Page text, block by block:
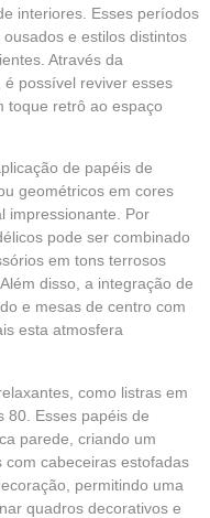
interiores. Esses períodos
e estilos distintos
Através da
possível reviver esses
toque retrô ao espaço
de papéis de
geométricos em cores
impressionante. Por
pode ser combinado
em tons terrosos
disso, a integração de
e mesas de centro com
esta atmosfera
como listras em
80. Esses papéis de
parede, criando um
cabeceiras estofadas
permitindo uma
quadros decorativos e